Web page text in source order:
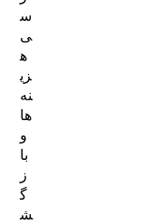
س
ی
ه
زی
نه‌
ها
و
با
ز
گ
ش